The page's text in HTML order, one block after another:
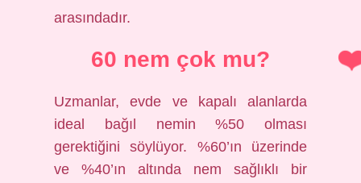
arasındadır.
60 nem çok mu?
Uzmanlar, evde ve kapalı alanlarda
ideal bağıl nemin %50 olması
gerektiğini söylüyor. %60’ın üzerinde
ve %40’ın altında nem sağlıklı bir